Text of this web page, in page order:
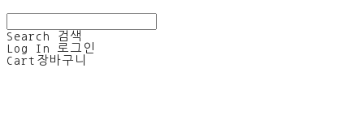
Search
검색
Log In
로그인
Cart 장바구니